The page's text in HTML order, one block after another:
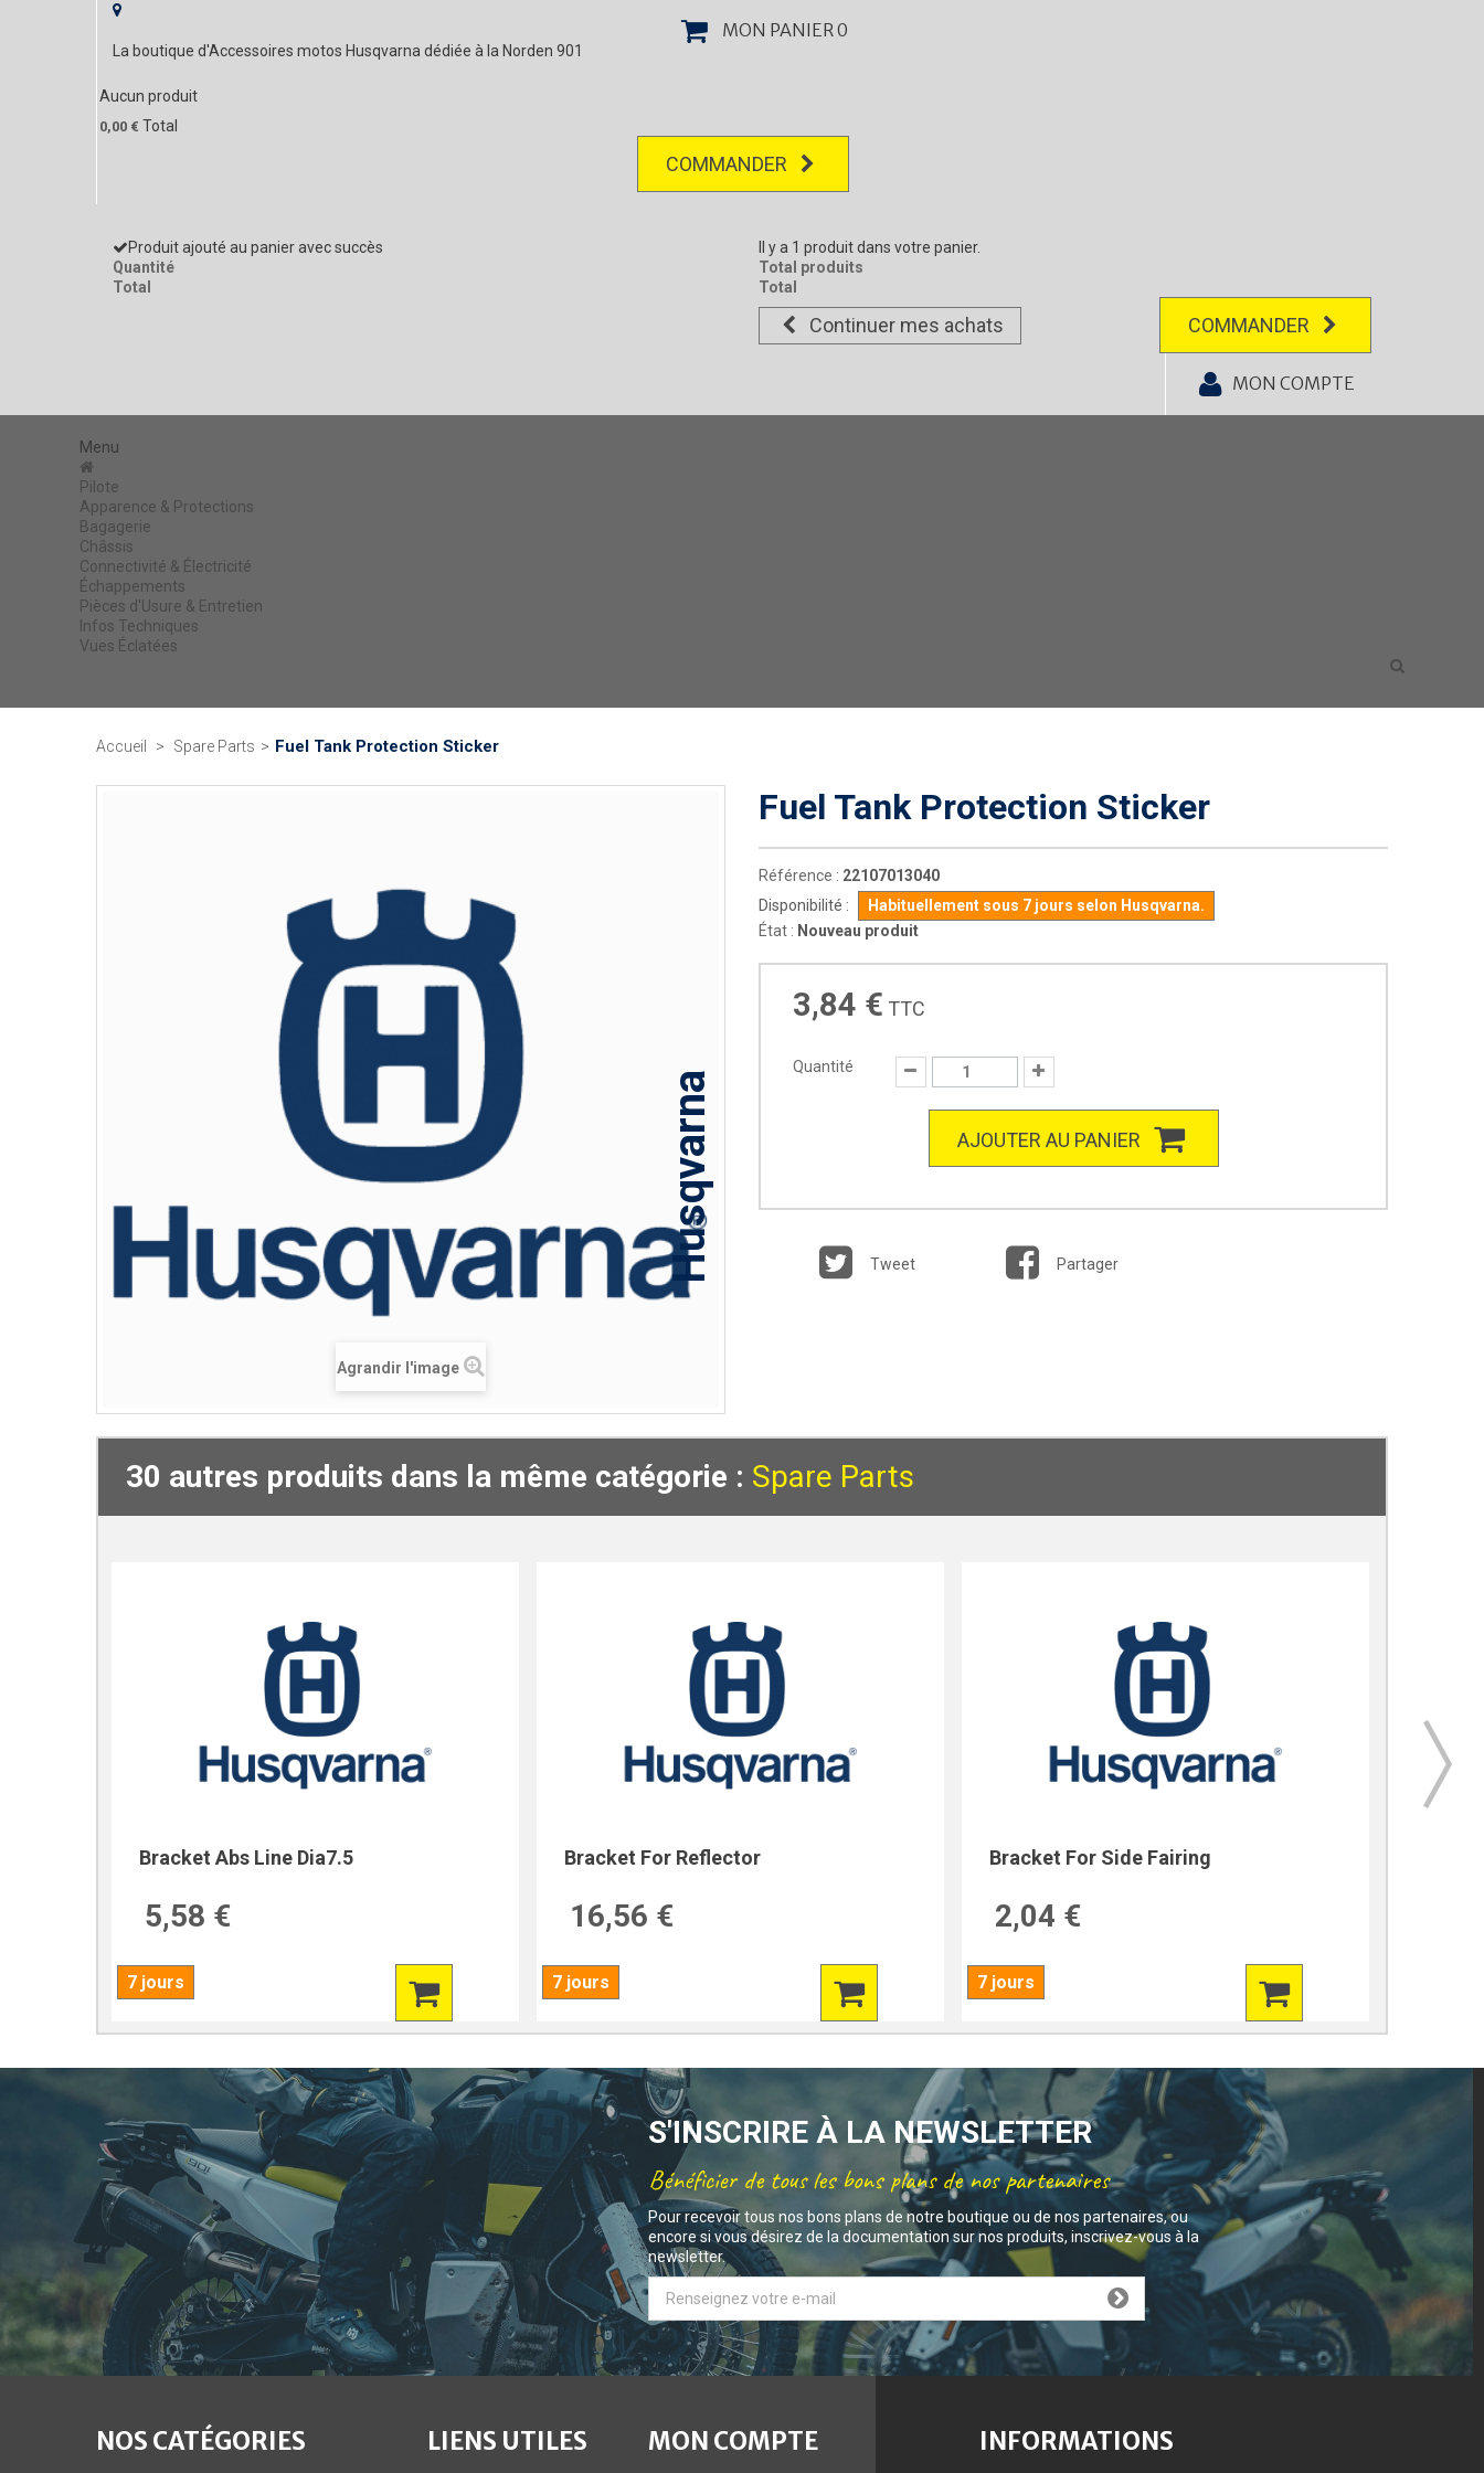
La boutique d'Accessoires motos Husqvarna dédiée à la Norden 901
MON PANIER0
Aucun produit
0,00 € Total
COMMANDER
Produit ajouté au panier avec succès
Quantité
Total
Il y a 1 produit dans votre panier.
Total produits
Total
Continuer mes achats COMMANDER
MON COMPTE
Menu
Pilote
Apparence & Protections
Bagagerie
Châssis
Connectivité & Électricité
Échappements
Pièces d'Usure & Entretien
Infos Techniques
Vues Éclatées
Accueil > Spare Parts > Fuel Tank Protection Sticker
Agrandir l'image
Husqvarna
Fuel Tank Protection Sticker
Référence : 22107013040
Disponibilité :
Habituellement sous 7 jours selon Husqvarna.
État : Nouveau produit
3,84 € TTC
Quantité
AJOUTER AU PANIER
Tweet Partager
30 autres produits dans la même catégorie : Spare Parts
Bracket Abs Line Dia7.5
5,58 €
7 jours
Bracket For Reflector
16,56 €
7 jours
Bracket For Side Fairing
2,04 €
7 jours
S'INSCRIRE À LA NEWSLETTER
Bénéficier de tous les bons plans de nos partenaires
Pour recevoir tous nos bons plans de notre boutique ou de nos partenaires, ou
encore si vous désirez de la documentation sur nos produits, inscrivez-vous à la
newsletter.
NOS CATÉGORIES LIENS UTILES MON COMPTE INFORMATIONS